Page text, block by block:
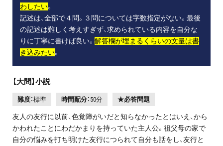
わしたい。
記述は、全部で４問。３問については字数指定がない。最後
の記述は難しく考えすぎず、求められている内容を自分な
りに丁寧に書けば良い。 解答欄が埋まるくらいの文量は書
き込みたい。
【大問】小説
難度：標準 時間配分： 50分 ★必答問題
友人の友行に以前、色覚障がいだと知らなかったとはいえ、から
かわれたことにわだかまりを持っていた主人公。祖父母の家で
自分の悩みを打ち明けた友行につられて自分も話をし、友行と